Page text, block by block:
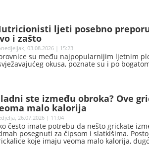
ljeti posebno
i zašto
03.08.2026 | 15:23
su među najpopularnijim ljetnim
okusa, poznate su i po
ste između obroka? Ove
malo kalorija
26.07.2026 | 11:04
često imate potrebu da nešto grickate
posegnuti za čipsom i slatkišima.
koje imaju veoma malo kalorija,
izbor čak i kada pazite na ishranu.